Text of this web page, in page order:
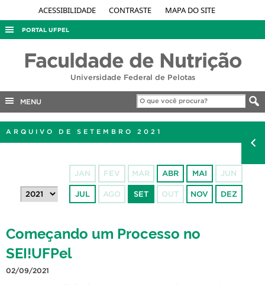
ACESSIBILIDADE CONTRASTE MAPA DO SITE
PORTAL UFPEL
AUDITORIA
COBALTO
EDITAIS
PORTARIAS
Faculdade de Nutrição
Universidade Federal de Pelotas
MENU
ARQUIVO DE SETEMBRO 2021
JAN FEV MAR ABR MAI JUN
JUL AGO SET OUT NOV DEZ
Começando um Processo no
SEI!UFPel
02/09/2021